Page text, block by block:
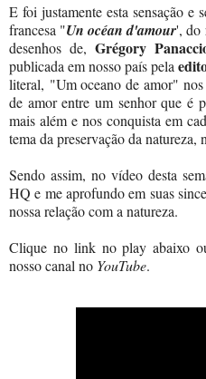
E foi justamente esta sensação
francesa "Un océan d'amour', do
desenhos de, Grégory
publicada em nosso país pela
literal, "Um oceano de amor"
de amor entre um senhor que é
mais além e nos conquista em
tema da preservação da natureza,
Sendo assim, no vídeo desta
HQ e me aprofundo em suas
nossa relação com a natureza.
Clique no link no play abaixo
nosso canal no YouTube.